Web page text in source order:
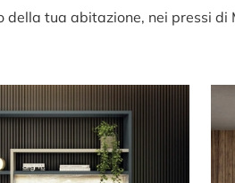
della tua abitazione, nei pressi